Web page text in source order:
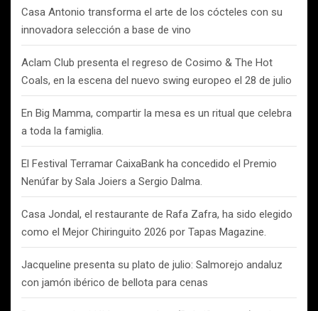
Casa Antonio transforma el arte de los cócteles con su
innovadora selección a base de vino
Aclam Club presenta el regreso de Cosimo & The Hot
Coals, en la escena del nuevo swing europeo el 28 de julio
En Big Mamma, compartir la mesa es un ritual que celebra
a toda la famiglia.
El Festival Terramar CaixaBank ha concedido el Premio
Nenúfar by Sala Joiers a Sergio Dalma.
Casa Jondal, el restaurante de Rafa Zafra, ha sido elegido
como el Mejor Chiringuito 2026 por Tapas Magazine.
Jacqueline presenta su plato de julio: Salmorejo andaluz
con jamón ibérico de bellota para cenas